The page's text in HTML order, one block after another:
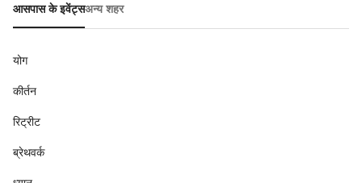
आसपास के इवेंट्सअन्य शहर
योग
कीर्तन
रिट्रीट
ब्रेथवर्क